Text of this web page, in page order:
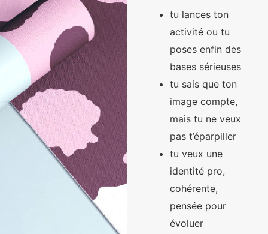
tu lances ton
activité ou tu
poses enfin des
bases sérieuses
tu sais que ton
image compte,
mais tu ne veux
pas t’éparpiller
tu veux une
identité pro,
cohérente,
pensée pour
évoluer